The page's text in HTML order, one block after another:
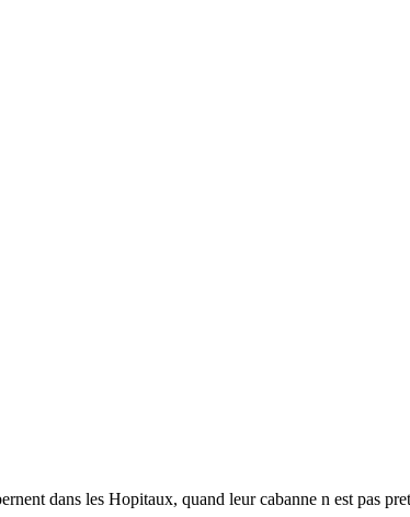
dans les Hopitaux, quand leur cabanne n est pas